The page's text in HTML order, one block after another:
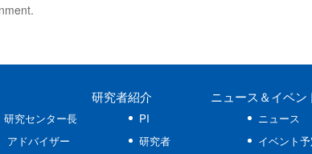
研究センター長
アドバイザー
研究者紹介
PI
研究者
ニュース ＆イベン
ニュース
イベント